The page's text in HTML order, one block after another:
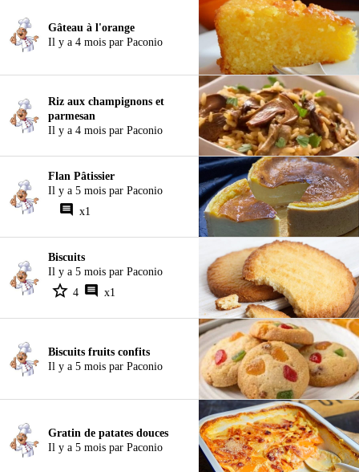
Gâteau à l'orange
Il y a 4 mois par Paconio
Riz aux champignons et
parmesan
Il y a 4 mois par Paconio
Flan Pâtissier
Il y a 5 mois par Paconio
x1
Biscuits
Il y a 5 mois par Paconio
4
x1
Biscuits fruits confits
Il y a 5 mois par Paconio
Gratin de patates douces
Il y a 5 mois par Paconio